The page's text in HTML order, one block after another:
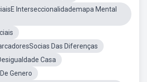
Interseccionalidademapa Mental
Das Diferenças
Casa
Genero